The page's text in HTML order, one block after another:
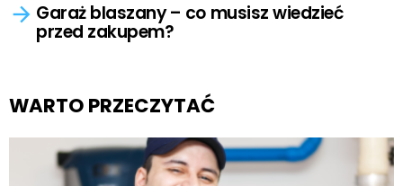
Garaż blaszany – co musisz wiedzieć
przed zakupem?
WARTO PRZECZYTAĆ